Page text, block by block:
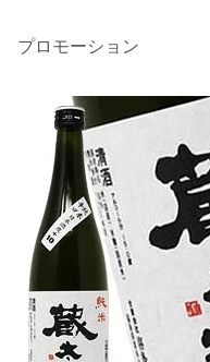
プロモーション